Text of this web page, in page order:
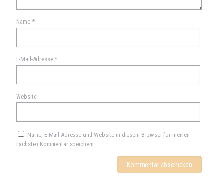
Name *
E-Mail-Adresse *
Website
Name, E-Mail-Adresse und Website in diesem Browser für meinen
nächsten Kommentar speichern.